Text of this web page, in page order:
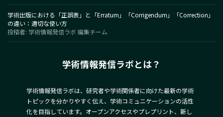
学術出版における「正誤表」と「Erratum」「Corrigendum」「Correction」
の違い：適切な使い方
投稿者: 学術情報発信ラボ 編集チーム
学術情報発信ラボとは？
学術情報発信ラボは、研究者や学術関係者に向けた最新の学術
トピックを分かりやすく伝え、学術コミュニケーションの活性
化を目指しています。オープンアクセスやプレプリント、新し